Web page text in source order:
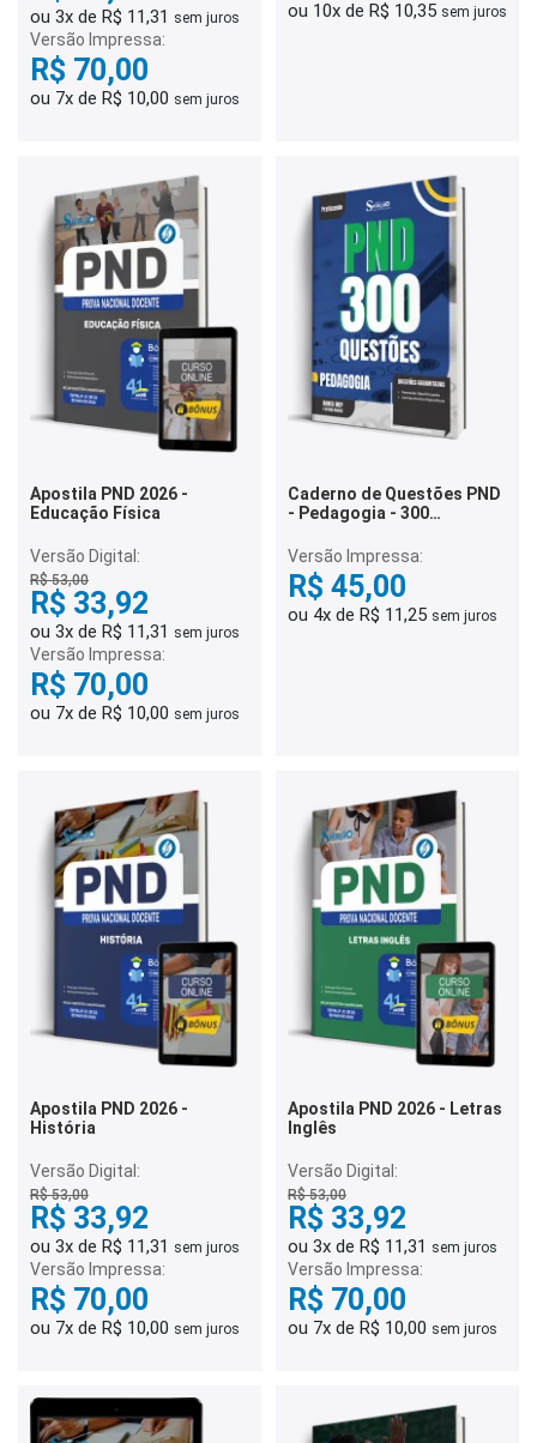
ou 3x de R$ 11,31 sem juros
Versão Impressa:
R$ 70,00
ou 7x de R$ 10,00 sem juros
ou 10x de R$ 10,35 sem juros
Apostila PND 2026 -
Educação Física
Versão Digital:
R$ 53,00
R$ 33,92
ou 3x de R$ 11,31 sem juros
Versão Impressa:
R$ 70,00
ou 7x de R$ 10,00 sem juros
Caderno de Questões PND
- Pedagogia - 300
Versão Impressa:
R$ 45,00
ou 4x de R$ 11,25 sem juros
Apostila PND 2026 -
História
Versão Digital:
R$ 53,00
R$ 33,92
ou 3x de R$ 11,31 sem juros
Versão Impressa:
R$ 70,00
ou 7x de R$ 10,00 sem juros
Apostila PND 2026 - Letras
Inglês
Versão Digital:
R$ 53,00
R$ 33,92
ou 3x de R$ 11,31 sem juros
Versão Impressa:
R$ 70,00
ou 7x de R$ 10,00 sem juros